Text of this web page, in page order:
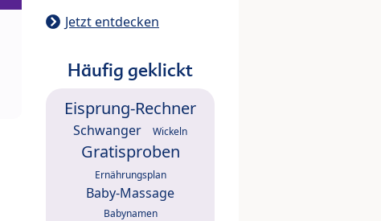
Jetzt entdecken
Häufig geklickt
Eisprung-Rechner
Schwanger Wickeln
Gratisproben
Ernährungsplan
Baby-Massage
Babynamen